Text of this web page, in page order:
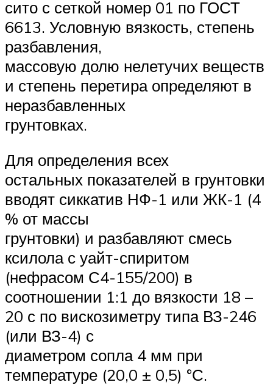
сито с сеткой номер 01 по ГОСТ
6613. Условную вязкость, степень
разбавления,
массовую долю нелетучих веществ
и степень перетира определяют в
неразбавленных
грунтовках.
Для определения всех
остальных показателей в грунтовки
вводят сиккатив НФ-1 или ЖК-1 (4
% от массы
грунтовки) и разбавляют смесь
ксилола с уайт-спиритом
(нефрасом С4-155/200) в
соотношении 1:1 до вязкости 18 –
20 с по вискозиметру типа ВЗ-246
(или ВЗ-4) с
диаметром сопла 4 мм при
температуре (20,0 ± 0,5) °С.